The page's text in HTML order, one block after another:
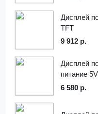
Дисплей
TFT
9 912 р.
Дисплей
питание
интерфейс
6 580 р.